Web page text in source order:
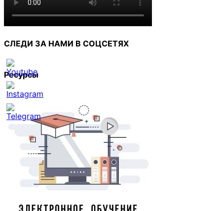
СЛЕДИ ЗА НАМИ В СОЦСЕТЯХ
Set
Youtube
Channel
Ресурсы